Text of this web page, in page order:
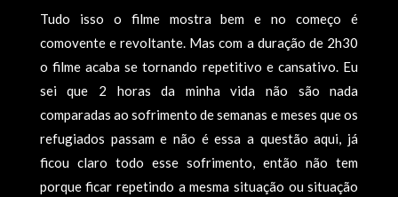
Tudo isso o filme mostra bem e no começo é
comovente e revoltante. Mas com a duração de 2h30
o filme acaba se tornando repetitivo e cansativo. Eu
sei que 2 horas da minha vida não são nada
comparadas ao sofrimento de semanas e meses que os
refugiados passam e não é essa a questão aqui, já
ficou claro todo esse sofrimento, então não tem
porque ficar repetindo a mesma situação ou situação